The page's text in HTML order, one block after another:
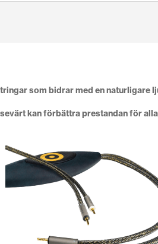
som bidrar med en
kan förbättra prestandan för